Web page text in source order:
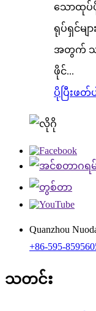
သောထုပ်ပို
ရုပ်ရှင်မျ
အတွက် သ
ဖိုင်...
ပိုပြီးဖတ်ပ
Quanzhou
+86-595-
သတင်း